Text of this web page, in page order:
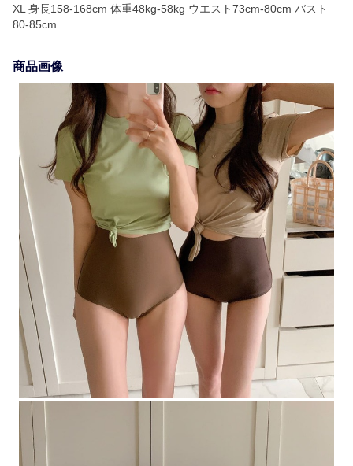
XL 身長158-168cm 体重48kg-58kg ウエスト73cm-80cm バスト
80-85cm
商品画像